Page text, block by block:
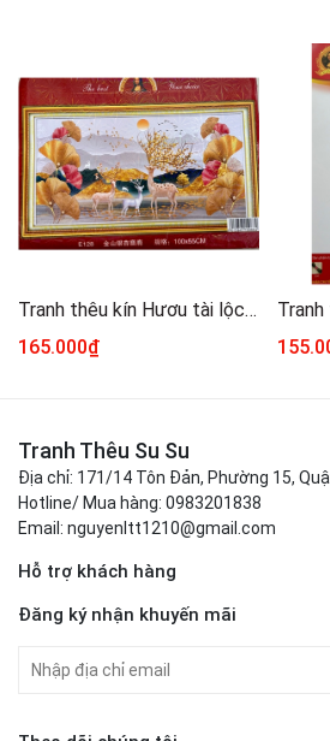
Tranh thêu kín Hươu tài lộc E128, kích thước 100 x55 cm
165.000₫
Tranh Thêu Su Su
Địa chỉ: 171/14 Tôn Đản, Phường 15,
Hotline/ Mua hàng: 0983201838
Email: nguyenltt1210@gmail.com
Hỗ trợ khách hàng
Đăng ký nhận khuyến mãi